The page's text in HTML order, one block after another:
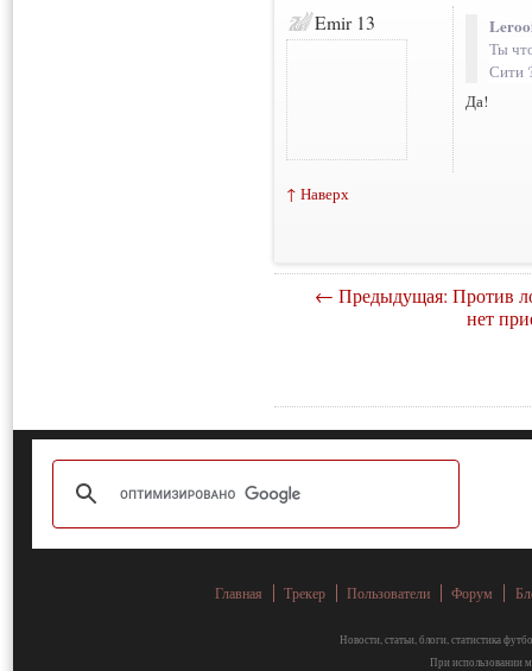
Emir 13
Ты
Сити
Да!
↑ Наверх
← Предыдущая: Против
нет
Главная Трекер Пользователи Форум
Новости, статьи, блоги, статистика
При использовании